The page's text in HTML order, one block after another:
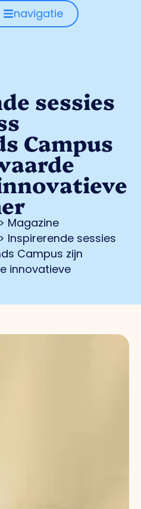
navigatie
sessies
Campus
> Magazine
> Inspirerende sessies
Campus zijn
innovatieve